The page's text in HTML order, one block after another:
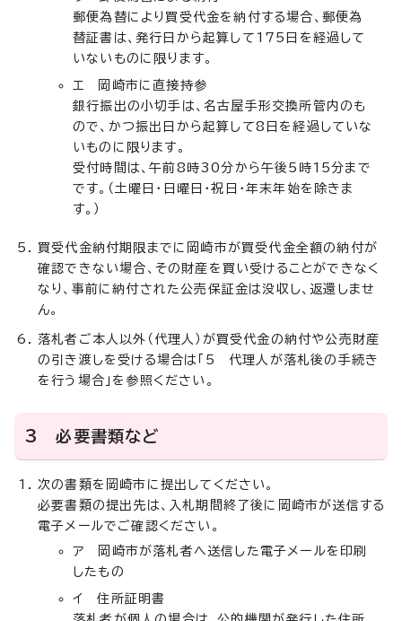
郵便為替により買受代金を納付する場合、郵便為
替証書は、発行日から起算して175日を経過して
いないものに限ります。
エ 岡崎市に直接持参
銀行振出の小切手は、名古屋手形交換所管内のも
ので、かつ振出日から起算して8日を経過していな
いものに限ります。
受付時間は、午前8時30分から午後5時15分まで
です。（土曜日・日曜日・祝日・年末年始を除きま
す。）
買受代金納付期限までに岡崎市が買受代金全額の納付が
確認できない場合、その財産を買い受けることができなく
なり、事前に納付された公売保証金は没収し、返還しませ
ん。
落札者ご本人以外（代理人）が買受代金の納付や公売財産
の引き渡しを受ける場合は「5 代理人が落札後の手続き
を行う場合」を参照ください。
3 必要書類など
次の書類を岡崎市に提出してください。
必要書類の提出先は、入札期間終了後に岡崎市が送信する
電子メールでご確認ください。
ア 岡崎市が落札者へ送信した電子メールを印刷
したもの
イ 住所証明書